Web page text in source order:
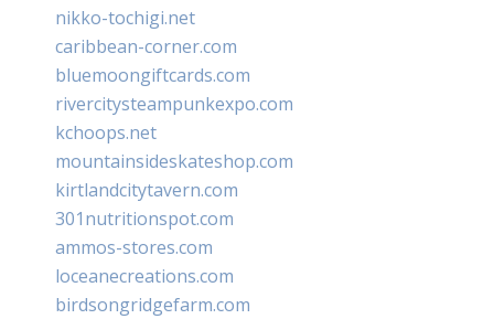
nikko-tochigi.net
caribbean-corner.com
bluemoongiftcards.com
rivercitysteampunkexpo.com
kchoops.net
mountainsideskateshop.com
kirtlandcitytavern.com
301nutritionspot.com
ammos-stores.com
loceanecreations.com
birdsongridgefarm.com